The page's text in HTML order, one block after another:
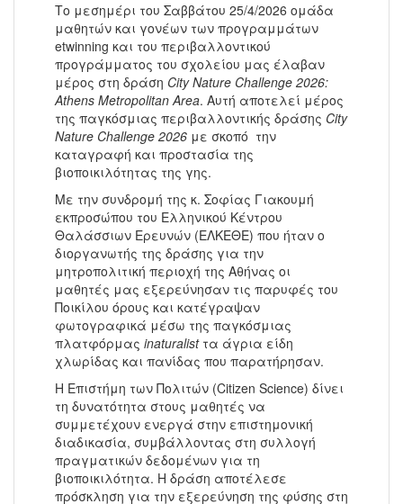
Το μεσημέρι του Σαββάτου 25/4/2026 ομάδα
μαθητών και γονέων των προγραμμάτων
etwinning και του περιβαλλοντικού
προγράμματος του σχολείου μας έλαβαν
μέρος στη δράση City Nature Challenge 2026:
Athens Metropolitan Area. Αυτή αποτελεί μέρος
της παγκόσμιας περιβαλλοντικής δράσης City
Nature Challenge 2026 με σκοπό την
καταγραφή και προστασία της
βιοποικιλότητας της γης.
Με την συνδρομή της κ. Σοφίας Γιακουμή
εκπροσώπου του Ελληνικού Κέντρου
Θαλάσσιων Ερευνών (ΕΛΚΕΘΕ) που ήταν ο
διοργανωτής της δράσης για την
μητροπολιτική περιοχή της Αθήνας οι
μαθητές μας εξερεύνησαν τις παρυφές του
Ποικίλου όρους και κατέγραψαν
φωτογραφικά μέσω της παγκόσμιας
πλατφόρμας inaturalistτα άγρια είδη
χλωρίδας και πανίδας που παρατήρησαν.
Η Επιστήμη των Πολιτών (Citizen Science) δίνει
τη δυνατότητα στους μαθητές να
συμμετέχουν ενεργά στην επιστημονική
διαδικασία, συμβάλλοντας στη συλλογή
πραγματικών δεδομένων για τη
βιοποικιλότητα. Η δράση αποτέλεσε
πρόσκληση για την εξερεύνηση της φύσης στη